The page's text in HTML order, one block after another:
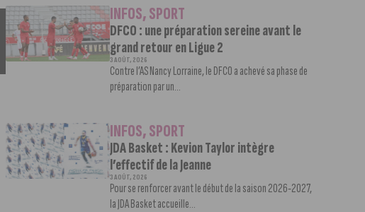
INFOS,SPORT
DFCO : une préparation sereine avant le
grand retour en Ligue 2
3 AOÛT, 2026
Contre l’AS Nancy Lorraine, le DFCO a achevé sa phase de
préparation par un...
INFOS,SPORT
JDA Basket : Kevion Taylor intègre
l’effectif de la Jeanne
3 AOÛT, 2026
Pour se renforcer avant le début de la saison 2026-2027,
la JDA Basket accueille...